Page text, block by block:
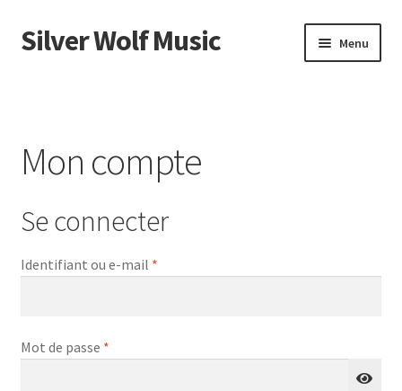
Aller
à
Aller
au
Silver Wolf Music Menu
Panier
Mon compte
Mon compte
Se connecter
Identifiant ou e-mail *Obligatoire
Mot de passe *Obligatoire